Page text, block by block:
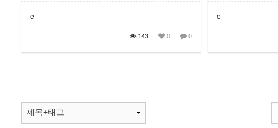
e
0
0
143
e